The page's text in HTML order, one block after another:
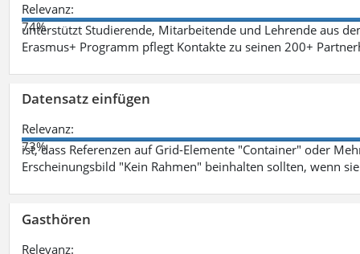
Relevanz:
74%
unterstützt Studierende, Mitarbeitende und Lehrende aus
Erasmus+ Programm pflegt Kontakte zu seinen 200+
Datensatz einfügen
Relevanz:
73%
ist, dass Referenzen auf Grid-Elemente "Container" oder
Erscheinungsbild "Kein Rahmen" beinhalten sollten, wenn
Gasthören
Relevanz: